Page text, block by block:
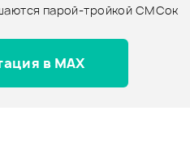
парой-тройкой СМСок
в MAX